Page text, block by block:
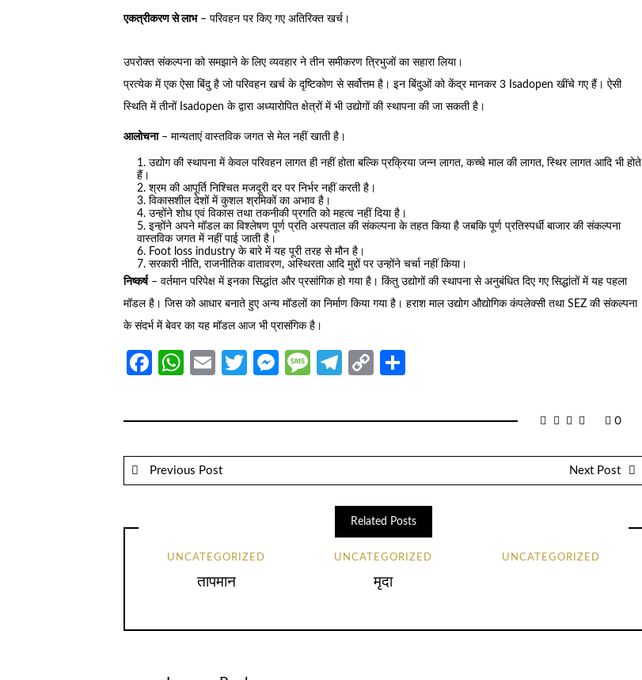
एकत्रीकरण से लाभ– परिवहन पर किए गए अतिरिक्त खर्च।
उपरोक्त संकल्पना को समझाने के लिए व्यवहार ने तीन समीकरण त्रिभुजों का सहारा लिया।
प्रत्येक में एक ऐसा बिंदु है जो परिवहन खर्च के दृष्टिकोण से सर्वोत्तम है। इन बिंदुओं को केंद्र मानकर 3 Isadopen खींचे गए हैं। ऐसी
स्थिति में तीनों Isadopen के द्वारा अध्यारोपित क्षेत्रों में भी उद्योगों की स्थापना की जा सकती है।
आलोचना– मान्यताएं वास्तविक जगत से मेल नहीं खाती है।
उद्योग की स्थापना में केवल परिवहन लागत ही नहीं होता बल्कि प्रक्रिया जन्न लागत, कच्चे माल की लागत, स्थिर लागत आदि भी होते
हैं।
श्रम की आपूर्ति निश्चित मजदूरी दर पर निर्भर नहीं करती है।
विकासशील देशों में कुशल श्रमिकों का अभाव है।
उन्होंने शोध एवं विकास तथा तकनीकी प्रगति को महत्व नहीं दिया है।
इन्होंने अपने मॉडल का विश्लेषण पूर्ण प्रति अस्पताल की संकल्पना के तहत किया है जबकि पूर्ण प्रतिस्पर्धी बाजार की संकल्पना
वास्तविक जगत में नहीं पाई जाती है।
Foot loss industry के बारे में यह पूरी तरह से मौन है।
सरकारी नीति, राजनीतिक वातावरण, अस्थिरता आदि मुद्दों पर उन्होंने चर्चा नहीं किया।
निष्कर्ष– वर्तमान परिपेक्ष में इनका सिद्धांत और प्रसांगिक हो गया है। किंतु उद्योगों की स्थापना से अनुबंधित दिए गए सिद्धांतों में यह पहला
मॉडल है। जिस को आधार बनाते हुए अन्य मॉडलों का निर्माण किया गया है। हराश माल उद्योग औद्योगिक कंपलेक्सी तथा SEZ की संकल्पना
के संदर्भ में बेवर का यह मॉडल आज भी प्रासंगिक है।
Facebook
WhatsApp
EmailTwitter
Messenger
Message
Telegram
Copy
0
Previous Post Next Post
Related Posts
UNCATEGORIZED
तापमान
UNCATEGORIZED
मृदा
UNCATEGORIZED